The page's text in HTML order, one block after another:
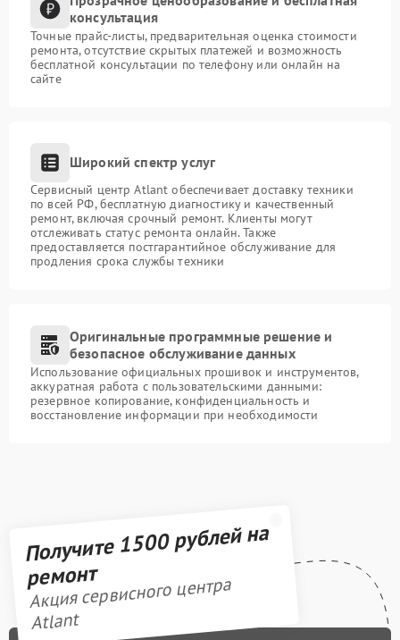
консультация
Точные прайс-листы, предварительная оценка стоимости
ремонта, отсутствие скрытых платежей и возможность
бесплатной консультации по телефону или онлайн на
сайте
Широкий спектр услуг
Сервисный центр Atlant обеспечивает доставку техники
по всей РФ, бесплатную диагностику и качественный
ремонт, включая срочный ремонт. Клиенты могут
отслеживать статус ремонта онлайн. Также
предоставляется постгарантийное обслуживание для
продления срока службы техники
Оригинальные программные решение и
безопасное обслуживание данных
Использование официальных прошивок и инструментов,
аккуратная работа с пользовательскими данными:
резервное копирование, конфиденциальность и
восстановление информации при необходимости
Получите 1500 рублей на
ремонт
Акция сервисного центра
Atlant